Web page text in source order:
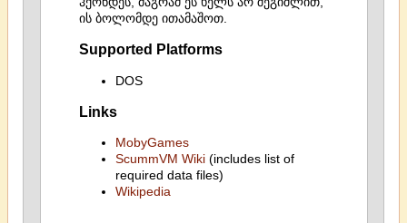
ის ბოლომდე ითამაშოთ.
Supported Platforms
DOS
Links
MobyGames
ScummVM Wiki(includes list of
required data files)
Wikipedia